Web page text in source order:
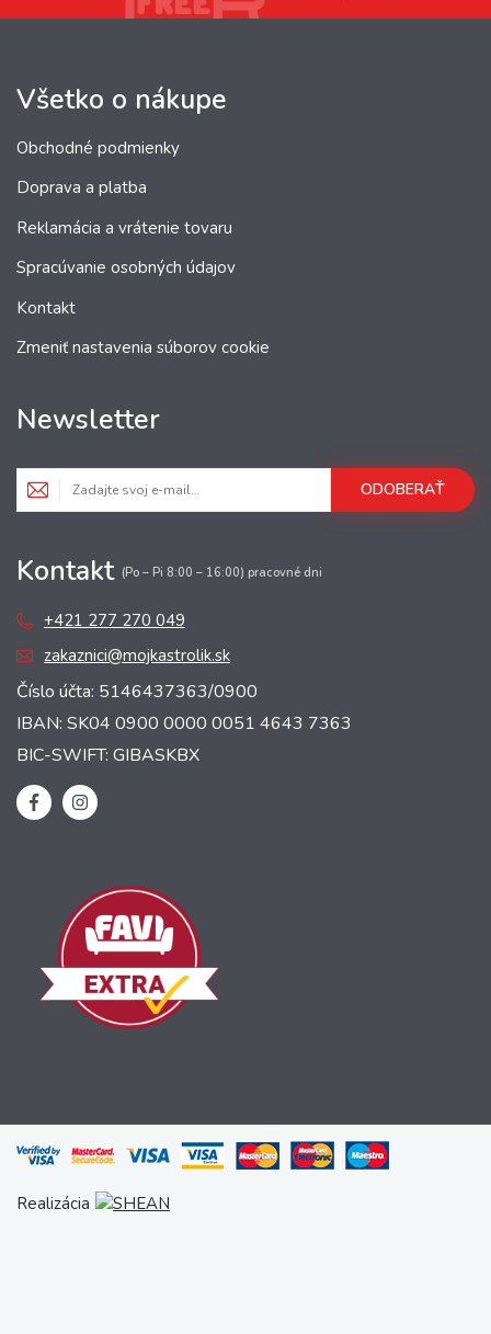
Všetko o nákupe
Obchodné podmienky
Doprava a platba
Reklamácia a vrátenie tovaru
Spracúvanie osobných údajov
Kontakt
Zmeniť nastavenia súborov cookie
Newsletter
ODOBERAŤ
Kontakt (Po – Pi 8:00 – 16:00) pracovné dni
+421 277 270 049
zakaznici@mojkastrolik.sk
Číslo účta: 5146437363/0900
IBAN: SK04 0900 0000 0051 4643 7363
BIC-SWIFT: GIBASKBX
Realizácia